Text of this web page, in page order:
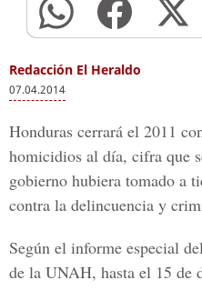
Redacción El Heraldo
07.04.2014
Honduras cerrará el 2011
homicidios al día, cifra que
gobierno hubiera tomado a
contra la delincuencia y
Según el informe especial
de la UNAH, hasta el 15 de